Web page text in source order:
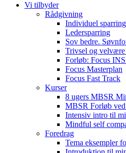
Vi tilbyder
Rådgivning
Individuel
Ledersparring
Sov bedre.
Trivsel og
Forløb: Focus
Focus Masterplan
Focus Fast Track
Kurser
8 ugers MBSR
MBSR Forløb
Intensiv intro til
Mindful self
Foredrag
Tema eksempler